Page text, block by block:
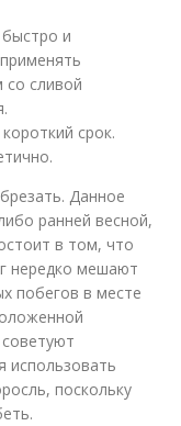
и
со сливой
срок.
Данное
ранней весной,
в том, что
нередко мешают
побегов в месте
использовать
поскольку